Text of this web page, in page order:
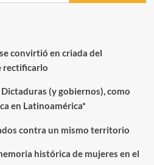
convirtió en criada del
rectificarlo
(y gobiernos), como
en Latinoamérica*
contra un mismo territorio
histórica de mujeres en el